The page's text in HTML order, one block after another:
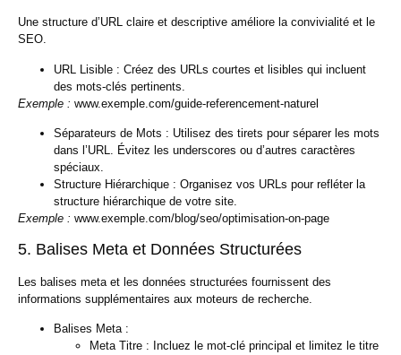
Une structure d’URL claire et descriptive améliore la convivialité et le
SEO.
URL Lisible : Créez des URLs courtes et lisibles qui incluent
des mots-clés pertinents.
Exemple : www.exemple.com/guide-referencement-naturel
Séparateurs de Mots : Utilisez des tirets pour séparer les mots
dans l’URL. Évitez les underscores ou d’autres caractères
spéciaux.
Structure Hiérarchique : Organisez vos URLs pour refléter la
structure hiérarchique de votre site.
Exemple : www.exemple.com/blog/seo/optimisation-on-page
5. Balises Meta et Données Structurées
Les balises meta et les données structurées fournissent des
informations supplémentaires aux moteurs de recherche.
Balises Meta :
Meta Titre : Incluez le mot-clé principal et limitez le titre